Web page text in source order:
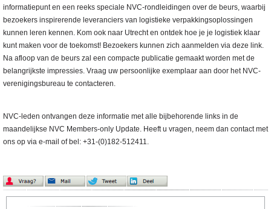
informatiepunt en een reeks speciale NVC-rondleidingen over de beurs, waarbij
bezoekers inspirerende leveranciers van logistieke verpakkingsoplossingen
kunnen leren kennen. Kom ook naar Utrecht en ontdek hoe je je logistiek klaar
kunt maken voor de toekomst! Bezoekers kunnen zich aanmelden via deze link.
Na afloop van de beurs zal een compacte publicatie gemaakt worden met de
belangrijkste impressies. Vraag uw persoonlijke exemplaar aan door het NVC-
verenigingsbureau te contacteren.
NVC-leden ontvangen deze informatie met alle bijbehorende links in de
maandelijkse NVC Members-only Update. Heeft u vragen, neem dan contact met
ons op via e-mail of bel: +31-(0)182-512411.